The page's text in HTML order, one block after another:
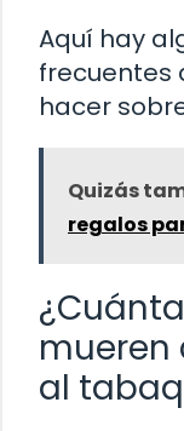
Aquí hay
frecuentes
hacer
Quizás
regalos
al